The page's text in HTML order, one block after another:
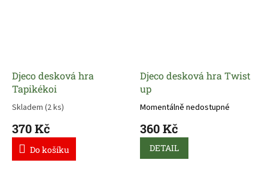
Djeco desková hra
Tapikékoi
Skladem (2 ks)
370 Kč
Do košíku
Djeco desková hra Twist
up
Momentálně nedostupné
360 Kč
DETAIL